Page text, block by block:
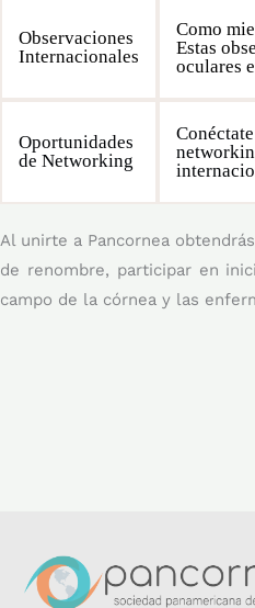
Observaciones
Internacionales
Como
Estas
oculares
Oportunidades
de Networking
Al unirte a Pancornea
de renombre, participar en
campo de la córnea y las